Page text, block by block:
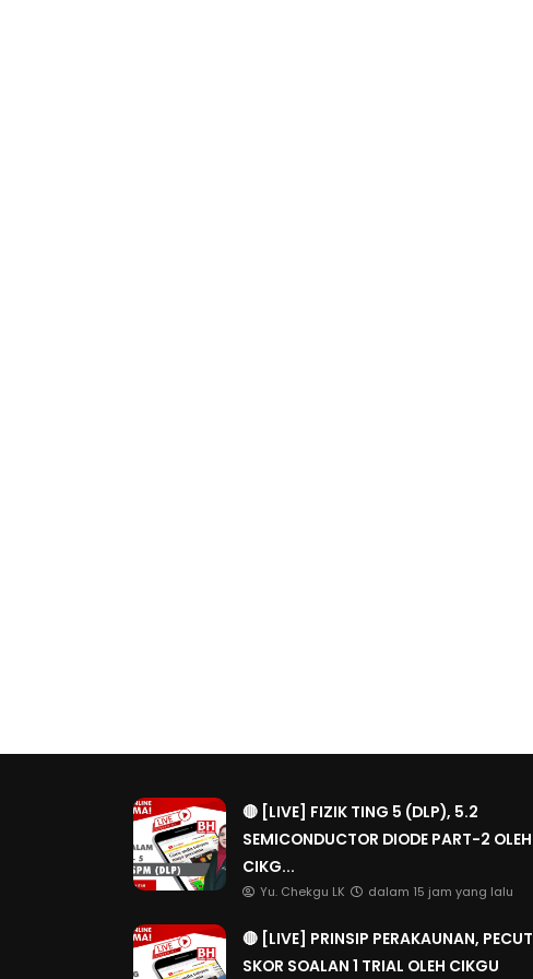
🔴 [LIVE] FIZIK TING 5 (DLP), 5.2
SEMICONDUCTOR DIODE PART-2 OLEH
CIKG...
Yu. Chekgu LK dalam 15 jam yang lalu
🔴 [LIVE] PRINSIP PERAKAUNAN, PECUT
SKOR SOALAN 1 TRIAL OLEH CIKGU